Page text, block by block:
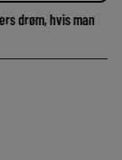
drøm, hvis man